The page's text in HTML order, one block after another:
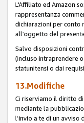
L'Affiliato ed Amazon
rappresentanza
dichiarazioni per conto
all'oggetto del
Salvo disposizioni
(incluso intraprendere
statunitensi o dai
13.Modifiche
Ci riserviamo il diritto
mediante la
l'invio a te di un avviso